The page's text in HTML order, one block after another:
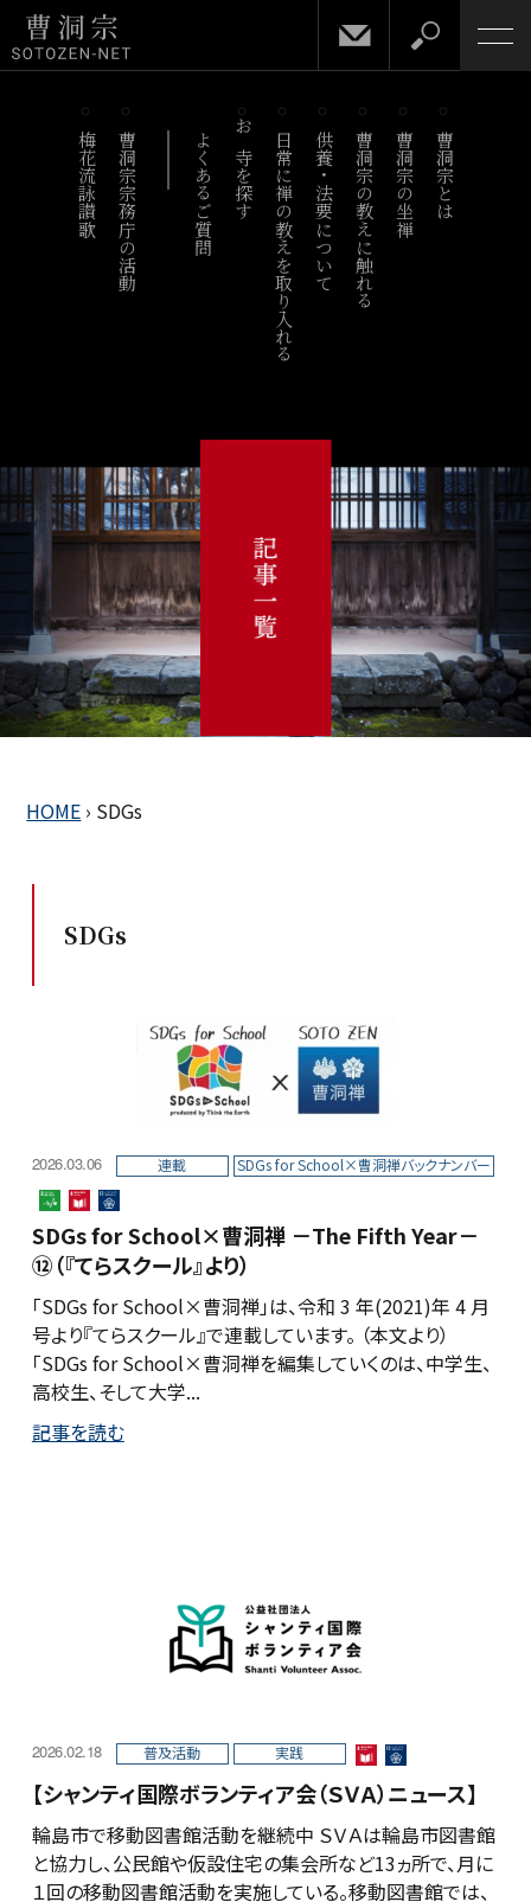
梅花流詠讃歌 曹洞宗宗務庁の活動 よくあるご質問 お寺を探す 日常に禅の教えを取り入れる供養・法要について曹洞宗の教えに触れる 曹洞宗の坐禅 曹洞宗とは
HOME › SDGs
SDGs
2026.03.06 連載 SDGs for School×曹洞禅バックナンバー
SDGs for School×曹洞禅 －The Fifth Year－
⑫（『てらスクール』より）
「SDGs for School×曹洞禅」は、令和 3 年(2021)年 4 月
号より『てらスクール』で連載しています。 （本文より）
「SDGs for School×曹洞禅を編集していくのは、中学生、
高校生、そして大学...
記事を読む
2026.02.18 普及活動 実践
【シャンティ国際ボランティア会（ＳＶＡ）ニュース】
輪島市で移動図書館活動を継続中 ＳＶＡは輪島市図書館
と協力し、公民館や仮設住宅の集会所など13ヵ所で、月に
１回の移動図書館活動を実施している。移動図書館では、